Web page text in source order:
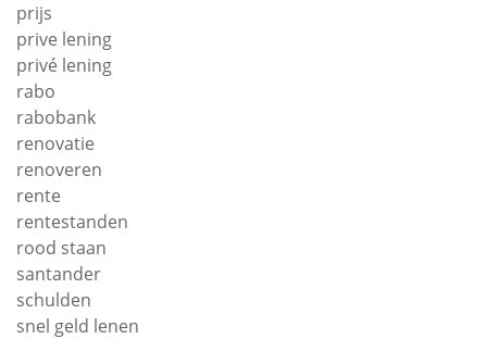
prijs
prive lening
privé lening
rabo
rabobank
renovatie
renoveren
rente
rentestanden
rood staan
santander
schulden
snel geld lenen